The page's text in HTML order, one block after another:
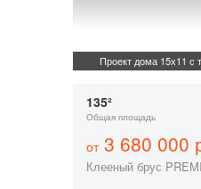
Проект дома 15х11 с
135²
Общая площадь
от3 680 000
Клееный брус